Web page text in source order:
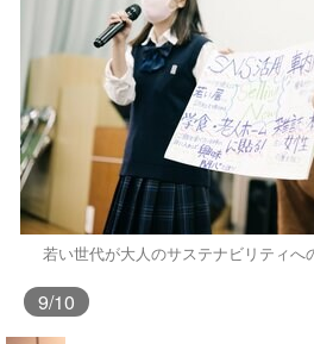
若い世代が大人のサステナビリティへ
9/10